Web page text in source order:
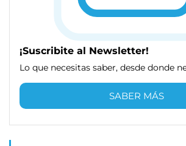
¡Suscribite al Newsletter!
Lo que necesitas saber, desde donde
SABER MÁS